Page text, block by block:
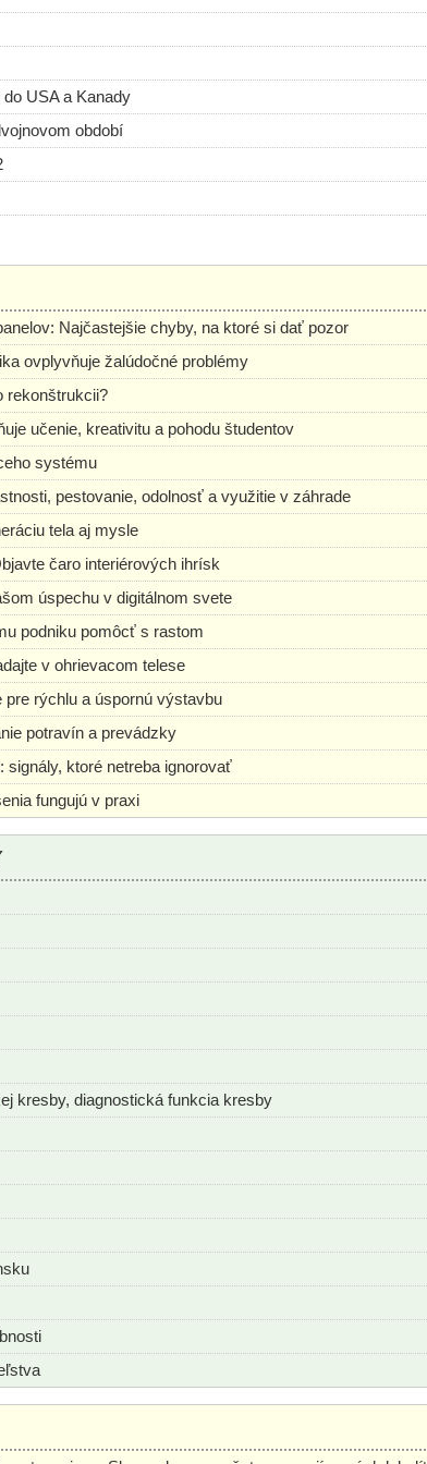
USA a Kanady
období
Najčastejšie chyby, na ktoré si dať pozor
ovplyvňuje žalúdočné problémy
rekonštrukcii?
učenie, kreativitu a pohodu študentov
systému
pestovanie, odolnosť a využitie v záhrade
tela aj mysle
čaro interiérových ihrísk
úspechu v digitálnom svete
podniku pomôcť s rastom
v ohrievacom telese
rýchlu a úspornú výstavbu
potravín a prevádzky
ktoré netreba ignorovať
fungujú v praxi
kresby, diagnostická funkcia kresby